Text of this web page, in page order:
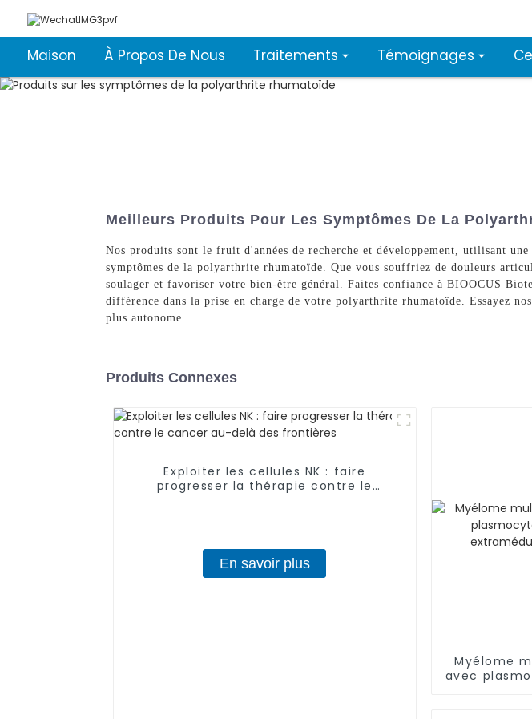
Maison À Propos De Nous Traitements Témoignages
Meilleurs Produits Pour Les Symptômes De La
Nos produits sont le fruit d'années de recherche et développement, utilisant
symptômes de la polyarthrite rhumatoïde. Que vous souffriez de douleurs
soulager et favoriser votre bien-être général. Faites confiance à BIOOCUS
différence dans la prise en charge de votre polyarthrite rhumatoïde. Essayez
plus autonome.
Produits Connexes
Exploiter les cellules NK : faire
progresser la thérapie contre le
En savoir plus
Myélome
avec